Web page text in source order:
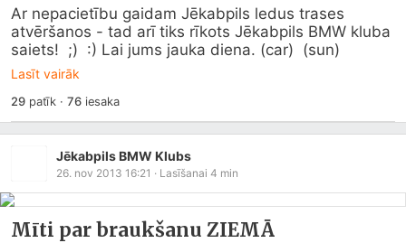
Ar nepacietību gaidam Jēkabpils ledus trases
atvēršanos - tad arī tiks rīkots Jēkabpils BMW kluba
saiets!  ;)  :) Lai jums jauka diena. (car)  (sun)
Lasīt vairāk
29patīk · 76iesaka
Jēkabpils BMW Klubs
26. nov 2013 16:21 · Lasīšanai 4 min
Mīti par braukšanu ZIEMĀ